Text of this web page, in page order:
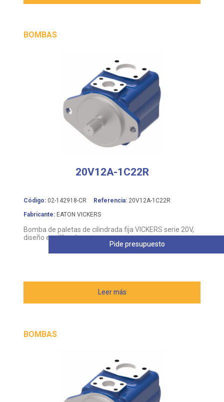
BOMBAS
20V12A-1C22R
Código: 02-142918-CR Referencia:
20V12A-1C22R
Fabricante:
EATON VICKERS
Bomba de paletas de cilindrada fija VICKERS serie 20V,
diseño equilibrado
Leer más
Pide presupuesto
BOMBAS